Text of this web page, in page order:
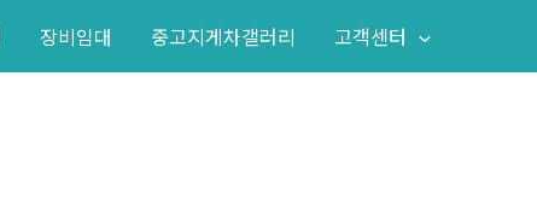
장비임대 중고지게차갤러리 고객센터